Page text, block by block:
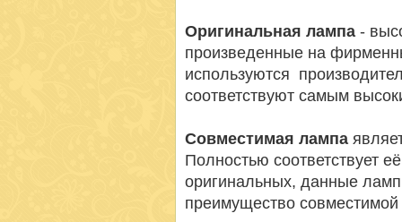
Оригинальная лампа -
произведенные на
используются
соответствуют самым
Совместимая лампа
Полностью соответствует
оригинальных, данные
преимущество